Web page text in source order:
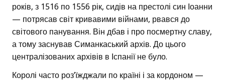
років, з 1516 по 1556 рік, сидів на престолі син Іоанни
— потрясав світ кривавими війнами, рвався до
світового панування. Він дбав і про посмертну славу,
а тому заснував Симанкаський архів. До цього
централізованих архівів в Іспанії не було.
Королі часто роз’їжджали по країні і за кордоном —